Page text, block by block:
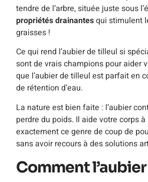
tendre de l’arbre, située juste sous
propriétés drainantesqui stimulent
graisses !
Ce qui rend l’aubier de tilleul si
sont de vrais champions pour aider
que l’aubier de tilleul est parfait en
de rétention d’eau.
La nature est bien faite : l’aubier
perdre du poids. Il aide votre corps
exactement ce genre de coup de
sans avoir recours à des solutions
Comment